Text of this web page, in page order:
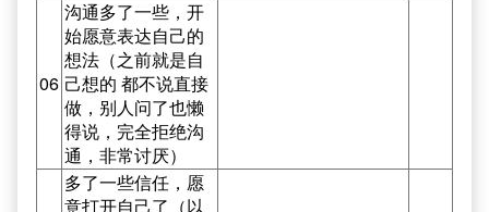
06
沟通多了一些，开
始愿意表达自己的
想法（之前就是自
己想的 都不说直接
做，别人问了也懒
得说，完全拒绝沟
通，非常讨厌）
多了一些信任，愿
意打开自己了（以